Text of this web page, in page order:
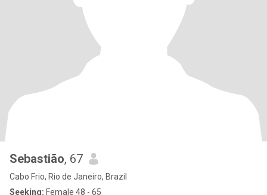
Sebastião, 67
Cabo Frio, Rio de Janeiro, Brazil
Seeking: Female 48 - 65